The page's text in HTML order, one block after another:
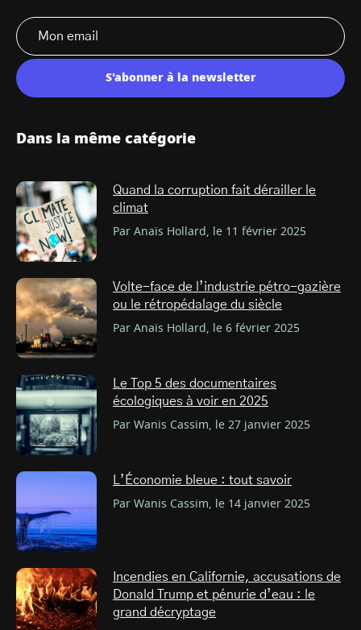
S'abonner à la newsletter
Dans la même catégorie
Quand la corruption fait dérailler le
climat
Par Anaïs Hollard, le 11 février 2025
Volte-face de l’industrie pétro-gazière
ou le rétropédalage du siècle
Par Anaïs Hollard, le 6 février 2025
Le Top 5 des documentaires
écologiques à voir en 2025
Par Wanis Cassim, le 27 janvier 2025
L’Économie bleue : tout savoir
Par Wanis Cassim, le 14 janvier 2025
Incendies en Californie, accusations de
Donald Trump et pénurie d’eau : le
grand décryptage